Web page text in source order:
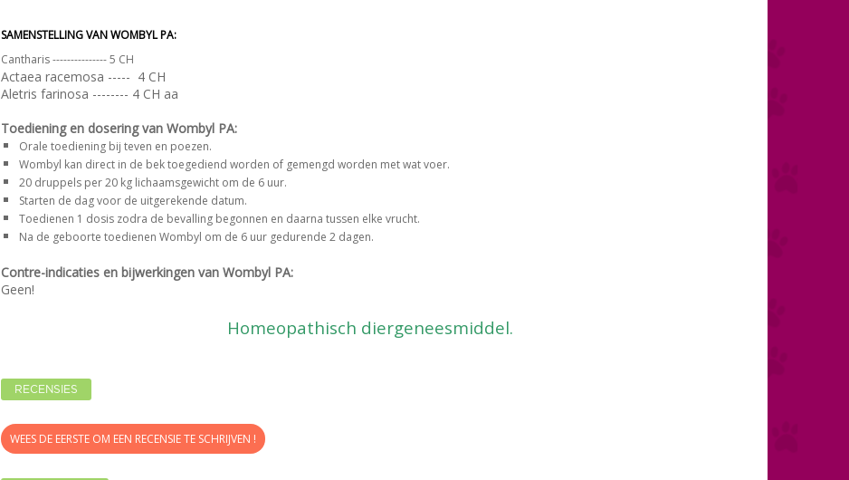
SAMENSTELLING VAN WOMBYL PA:
Cantharis --------------- 5 CH
Actaea racemosa ----- 4 CH
Aletris farinosa -------- 4 CH aa
Toediening en dosering van Wombyl PA:
Orale toediening bij teven en poezen.
Wombyl kan direct in de bek toegediend worden of gemengd worden met wat voer.
20 druppels per 20 kg lichaamsgewicht om de 6 uur.
Starten de dag voor de uitgerekende datum.
Toedienen 1 dosis zodra de bevalling begonnen en daarna tussen elke vrucht.
Na de geboorte toedienen Wombyl om de 6 uur gedurende 2 dagen.
Contre-indicaties en bijwerkingen van Wombyl PA:
Geen!
Homeopathisch diergeneesmiddel.
RECENSIES
WEES DE EERSTE OM EEN RECENSIE TE SCHRIJVEN !